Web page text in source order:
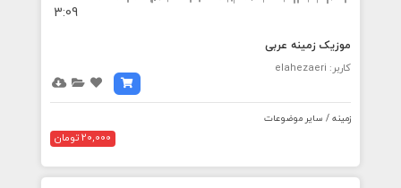
3:09
موزیک زمینه عربی
کاربر: elahezaeri
زمینه / سایر موضوعات
20,000 تومان